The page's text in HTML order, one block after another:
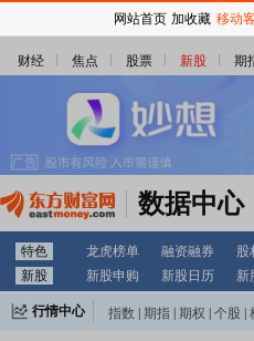
财经 焦点 股票 新股 期
数据中心
特色 龙虎榜单 融资融券 股
新股
新股申购 新股日历 新
行情中心 指数 期指 期权 个股
网站首页 加收藏 移动